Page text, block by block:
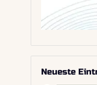
Neueste